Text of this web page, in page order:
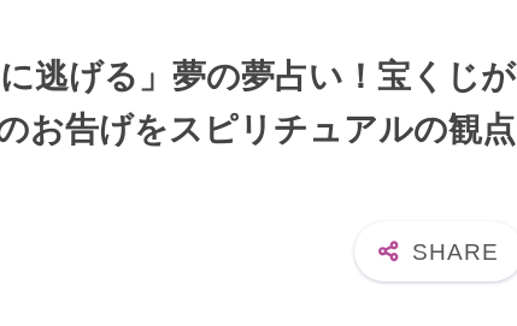
逃げる」夢の夢占い！宝くじが
お告げをスピリチュアルの観点